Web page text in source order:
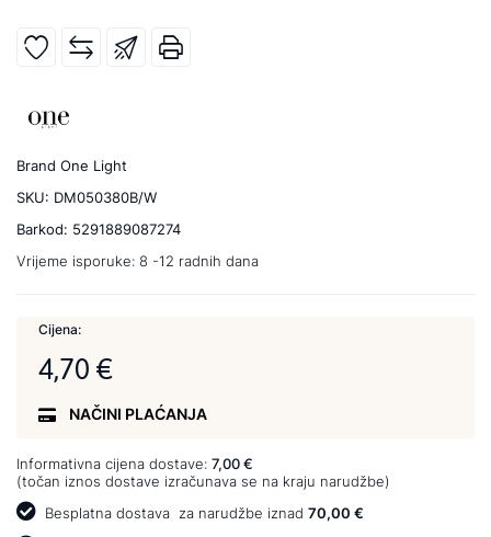
Brand One Light
SKU: DM050380B/W
Barkod: 5291889087274
Vrijeme isporuke: 8 -12 radnih dana
Cijena:
4,70 €
NAČINI PLAĆANJA
Informativna cijena dostave: 7,00 €
(točan iznos dostave izračunava se na kraju narudžbe)
Besplatna dostava za narudžbe iznad 70,00 €